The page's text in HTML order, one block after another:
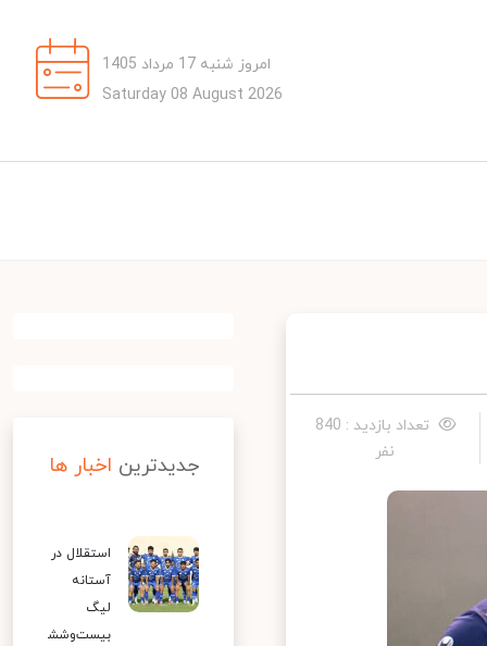
امروز شنبه 17 مرداد 1405
Saturday 08 August 2026
تعداد بازدید : 840
نفر
جدیدترین اخبار ها
استقلال در
آستانه
لیگ
بیست‌وشش